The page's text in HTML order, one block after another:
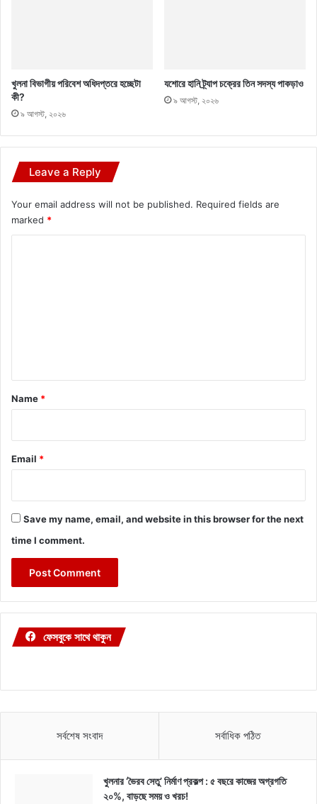
খুলনা বিভাগীয় পরিবেশ অধিদপ্তরে হচ্ছেটা
কী?
৯ আগস্ট, ২০২৬
যশোরে হানি ট্র্যাপ চক্রের তিন সদস্য পাকড়াও
৯ আগস্ট, ২০২৬
Leave a Reply
Your email address will not be published. Required fields are
marked *
*
Name *
Email *
Save my name, email, and website in this browser for the next
time I comment.
ফেসবুকে সাথে থাকুন
সর্বশেষ সংবাদ সর্বাধিক পঠিত
খুলনার ‘ভৈরব সেতু’ নির্মাণ প্রকল্প : ৫ বছরে কাজের অগ্রগতি
২০%, বাড়ছে সময় ও খরচ!